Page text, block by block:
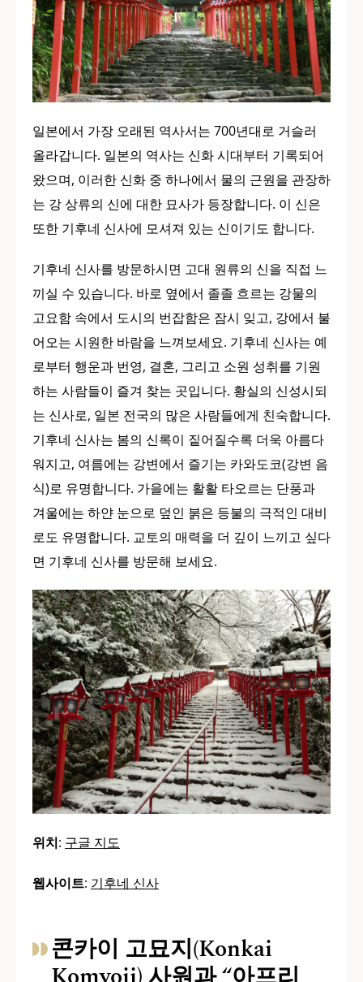
일본에서 가장 오래된 역사서는 700년대로 거슬러
올라갑니다. 일본의 역사는 신화 시대부터 기록되어
왔으며, 이러한 신화 중 하나에서 물의 근원을 관장하
는 강 상류의 신에 대한 묘사가 등장합니다. 이 신은
또한 기후네 신사에 모셔져 있는 신이기도 합니다.
기후네 신사를 방문하시면 고대 원류의 신을 직접 느
끼실 수 있습니다. 바로 옆에서 졸졸 흐르는 강물의
고요함 속에서 도시의 번잡함은 잠시 잊고, 강에서 불
어오는 시원한 바람을 느껴보세요. 기후네 신사는 예
로부터 행운과 번영, 결혼, 그리고 소원 성취를 기원
하는 사람들이 즐겨 찾는 곳입니다. 황실의 신성시되
는 신사로, 일본 전국의 많은 사람들에게 친숙합니다.
기후네 신사는 봄의 신록이 짙어질수록 더욱 아름다
워지고, 여름에는 강변에서 즐기는 카와도코(강변 음
식)로 유명합니다. 가을에는 활활 타오르는 단풍과
겨울에는 하얀 눈으로 덮인 붉은 등불의 극적인 대비
로도 유명합니다. 교토의 매력을 더 깊이 느끼고 싶다
면 기후네 신사를 방문해 보세요.
위치: 구글 지도
웹사이트: 기후네 신사
콘카이 고묘지(Konkai